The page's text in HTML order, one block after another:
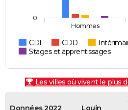
CDI CDD
Stages et apprentissages
Hommes
0
Les villes où vivent le plus